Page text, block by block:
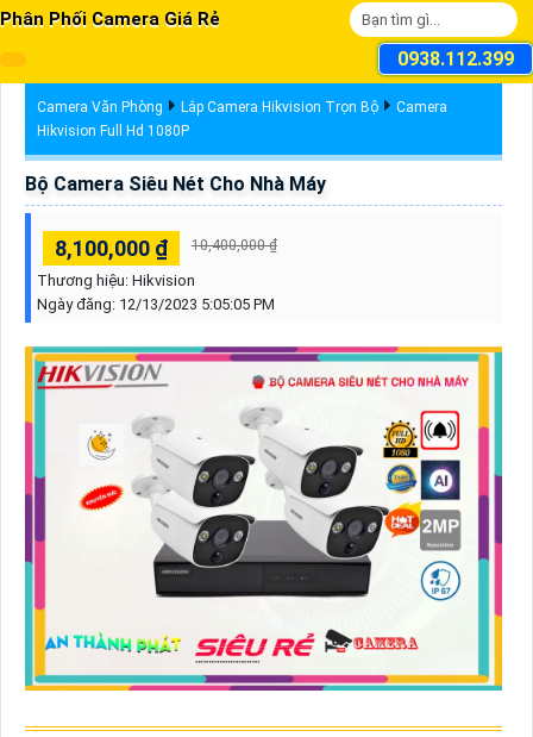
Phân Phối Camera Giá Rẻ
0938.112.399
Camera Văn Phòng Lắp Camera Hikvision Trọn Bộ
Camera
Hikvision Full Hd 1080P
Bộ Camera Siêu Nét Cho Nhà Máy
8,100,000 ₫ 10,400,000 ₫
Thương hiệu: Hikvision
Ngày đăng: 12/13/2023 5:05:05 PM